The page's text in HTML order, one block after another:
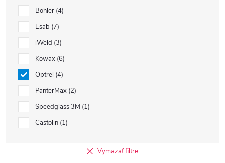
Böhler 4
Esab 7
iWeld 3
Kowax 6
Optrel 4
PanterMax 2
Speedglass 3M 1
Castolin 1
Vymazať filtre